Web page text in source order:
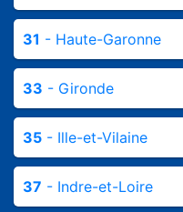
31 - Haute-Garonne
33 - Gironde
35 - Ille-et-Vilaine
37 - Indre-et-Loire